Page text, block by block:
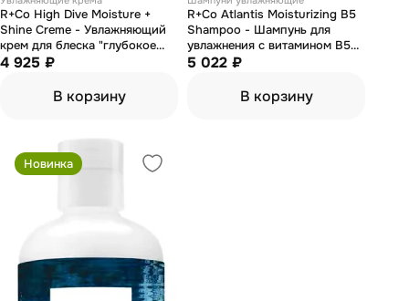
R+Co High Dive Moisture +
Shine Сreme - Увлажняющий
крем для блеска "глубокое
погружение" 147 мл
4 925 ₽
В корзину
R+Co Atlantis Moisturizing B5
Shampoo - Шампунь для
увлажнения с витамином В5
"атлантида" 251 мл
5 022 ₽
В корзину
Новинка